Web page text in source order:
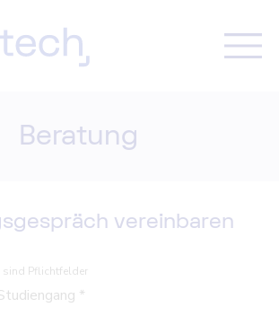
Beratung
vereinbaren
sind Pflichtfelder
*